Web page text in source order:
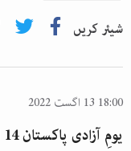
شیئر کریں
18:00 13 اگست 2022